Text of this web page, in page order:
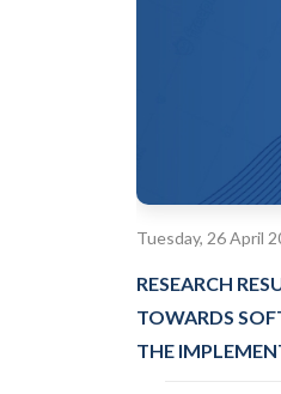
Tuesday, 26 April
RESEARCH
TOWARDS
THE